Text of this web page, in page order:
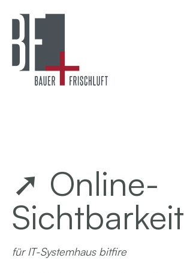
➚ Online-
Sichtbarkeit
für IT-Systemhaus bitfire